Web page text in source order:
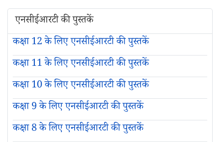
एनसीईआरटी की पुस्तकें
कक्षा 12 के लिए एनसीईआरटी की पुस्तकें
कक्षा 11 के लिए एनसीईआरटी की पुस्तकें
कक्षा 10 के लिए एनसीईआरटी की पुस्तकें
कक्षा 9 के लिए एनसीईआरटी की पुस्तकें
कक्षा 8 के लिए एनसीईआरटी की पुस्तकें